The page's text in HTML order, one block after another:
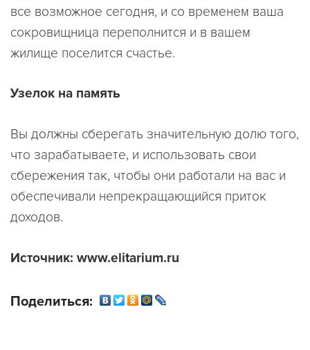
все возможное сегодня, и со временем ваша
сокровищница переполнится и в вашем
жилище поселится счастье.
Узелок на память
Вы должны сберегать значительную долю того,
что зарабатываете, и использовать свои
сбережения так, чтобы они работали на вас и
обеспечивали непрекращающийся приток
доходов.
Источник: www.elitarium.ru
Поделиться: